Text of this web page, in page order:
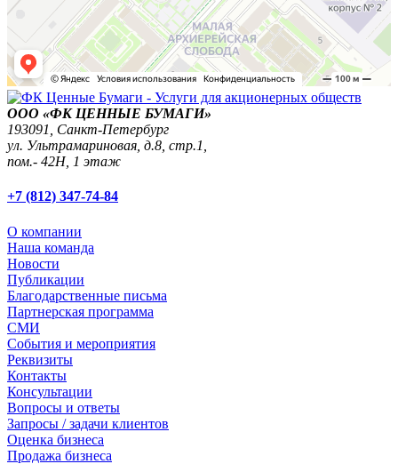
ООО «ФК ЦЕННЫЕ БУМАГИ»
193091, Санкт-Петербург
ул. Ультрамариновая, д.8, стр.1,
пом.- 42Н, 1 этаж
+7 (812) 347-74-84
О компании
Наша команда
Новости
Публикации
Благодарственные письма
Партнерская программа
СМИ
События и мероприятия
Реквизиты
Контакты
Консультации
Вопросы и ответы
Запросы / задачи клиентов
Оценка бизнеса
Продажа бизнеса